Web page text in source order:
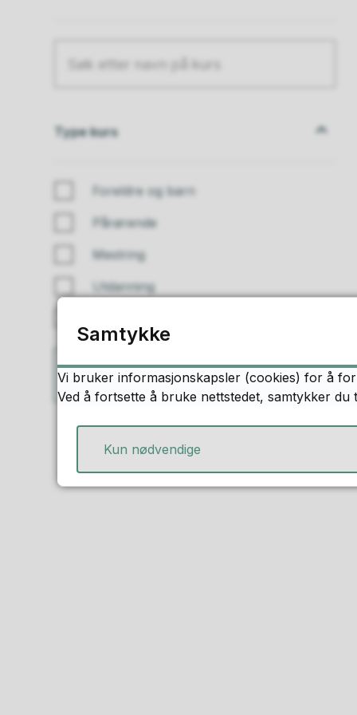
Type kurs
Foreldre og barn
Pårørende
Mestring
Utdanning
Tøm filter
Samtykke
Vi bruker informasjonskapsler (cookies) for å
Ved å fortsette å bruke nettstedet, samtykker
Kun nødvendige